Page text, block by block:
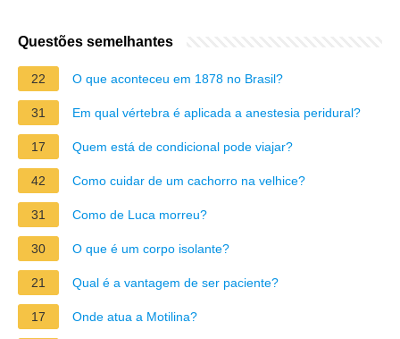
Questões semelhantes
22 O que aconteceu em 1878 no Brasil?
31 Em qual vértebra é aplicada a anestesia peridural?
17 Quem está de condicional pode viajar?
42 Como cuidar de um cachorro na velhice?
31 Como de Luca morreu?
30 O que é um corpo isolante?
21 Qual é a vantagem de ser paciente?
17 Onde atua a Motilina?